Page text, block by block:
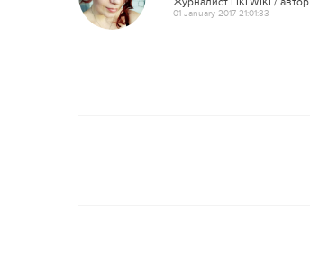
01 January 2017 21:01:33